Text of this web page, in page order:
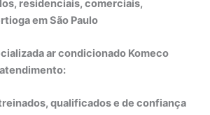
residenciais, comerciais,
em São Paulo
ar condicionado Komeco
qualificados e de confiança